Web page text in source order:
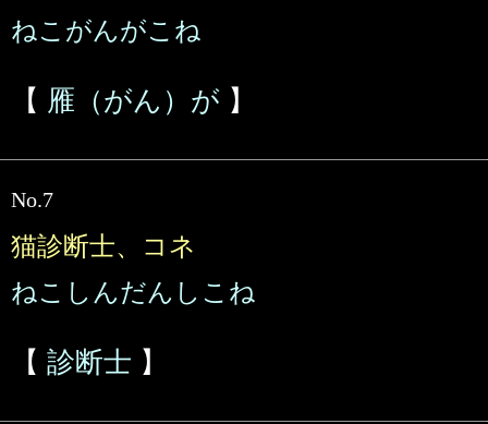
ねこがんがこね
【 雁（がん）が 】
No.7
猫診断士、コネ
ねこしんだんしこね
【 診断士 】